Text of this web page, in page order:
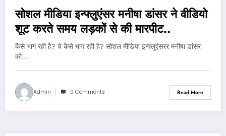
सोशल मीडिया इन्फ्लुएंसर मनीषा डांसर ने वीडियो
शूट करते समय लड़कों से की मारपीट..
कैसे भाग रही है? ये कैसे भाग रही है? सोशल मीडिया इन्फ्लुएंसरर मनीषा डांसर
को…
Admin 0 Comments Read More